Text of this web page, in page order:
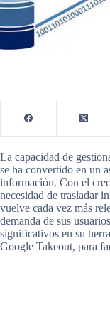
La capacidad de
se ha convertido en un
información. Con el
necesidad de trasladar
vuelve cada vez más
demanda de sus
significativos en su
Google Takeout, para